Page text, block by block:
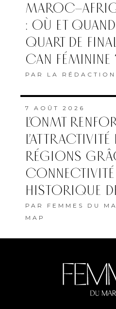
: OÙ ET
QUART DE
CAN FÉMININE
PAR LA RÉDACTION
7 AOÛT 2026
L’ONMT
L’ATTRACTIVITÉ
RÉGIONS
CONNECTIVITÉ
HISTORIQUE
PAR FEMMES DU
MAP